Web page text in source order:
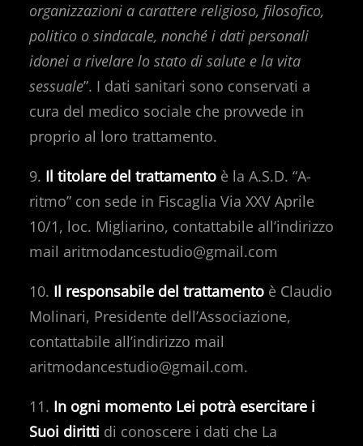
organizzazioni a carattere religioso, filosofico,
politico o sindacale, nonché i dati personali
idonei a rivelare lo stato di salute e la vita
sessuale”. I dati sanitari sono conservati a
cura del medico sociale che provvede in
proprio al loro trattamento.
9. Il titolare del trattamento è la A.S.D. “A-
ritmo” con sede in Fiscaglia Via XXV Aprile
10/1, loc. Migliarino, contattabile all’indirizzo
mail aritmodancestudio@gmail.com
10. Il responsabile del trattamento è Claudio
Molinari, Presidente dell’Associazione,
contattabile all’indirizzo mail
aritmodancestudio@gmail.com.
11. In ogni momento Lei potrà esercitare i
Suoi diritti di conoscere i dati che La